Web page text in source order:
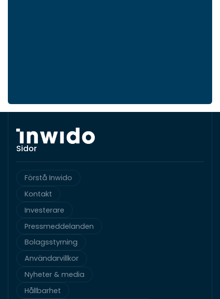
Sidor
Förstå Inwido
Kontakt
Investerare
Pressmeddelanden
Bolagsstyrning
Användarvillkor
Nyheter & media
Hållbarhet